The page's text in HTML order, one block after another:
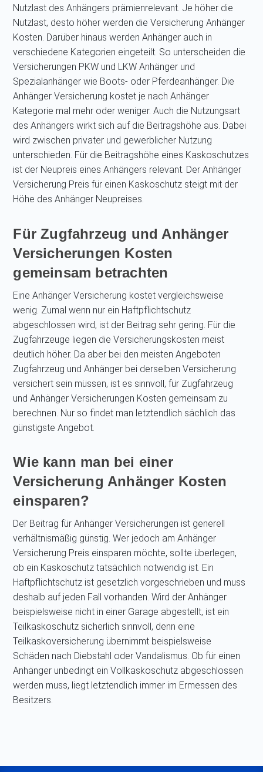
Nutzlast des Anhängers prämienrelevant. Je höher die
Nutzlast, desto höher werden die Versicherung Anhänger
Kosten. Darüber hinaus werden Anhänger auch in
verschiedene Kategorien eingeteilt. So unterscheiden die
Versicherungen PKW und LKW Anhänger und
Spezialanhänger wie Boots- oder Pferdeanhänger. Die
Anhänger Versicherung kostet je nach Anhänger
Kategorie mal mehr oder weniger. Auch die Nutzungsart
des Anhängers wirkt sich auf die Beitragshöhe aus. Dabei
wird zwischen privater und gewerblicher Nutzung
unterschieden. Für die Beitragshöhe eines Kaskoschutzes
ist der Neupreis eines Anhängers relevant. Der Anhänger
Versicherung Preis für einen Kaskoschutz steigt mit der
Höhe des Anhänger Neupreises.
Für Zugfahrzeug und Anhänger
Versicherungen Kosten
gemeinsam betrachten
Eine Anhänger Versicherung kostet vergleichsweise
wenig. Zumal wenn nur ein Haftpflichtschutz
abgeschlossen wird, ist der Beitrag sehr gering. Für die
Zugfahrzeuge liegen die Versicherungskosten meist
deutlich höher. Da aber bei den meisten Angeboten
Zugfahrzeug und Anhänger bei derselben Versicherung
versichert sein müssen, ist es sinnvoll, für Zugfahrzeug
und Anhänger Versicherungen Kosten gemeinsam zu
berechnen. Nur so findet man letztendlich sächlich das
günstigste Angebot.
Wie kann man bei einer
Versicherung Anhänger Kosten
einsparen?
Der Beitrag für Anhänger Versicherungen ist generell
verhältnismäßig günstig. Wer jedoch am Anhänger
Versicherung Preis einsparen möchte, sollte überlegen,
ob ein Kaskoschutz tatsächlich notwendig ist. Ein
Haftpflichtschutz ist gesetzlich vorgeschrieben und muss
deshalb auf jeden Fall vorhanden. Wird der Anhänger
beispielsweise nicht in einer Garage abgestellt, ist ein
Teilkaskoschutz sicherlich sinnvoll, denn eine
Teilkaskoversicherung übernimmt beispielsweise
Schäden nach Diebstahl oder Vandalismus. Ob für einen
Anhänger unbedingt ein Vollkaskoschutz abgeschlossen
werden muss, liegt letztendlich immer im Ermessen des
Besitzers.